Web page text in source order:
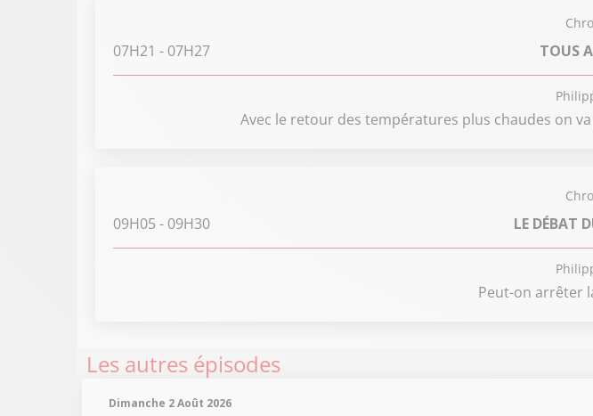
07H21 - 07H27 TOUS
Avec le retour des températures plus chaudes on
09H05 - 09H30 LE DÉBAT
Peut-on arrêter
Les autres épisodes
Dimanche 2 Août 2026